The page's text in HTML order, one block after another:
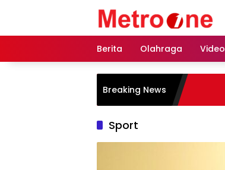
Berita Olahraga Video
Breaking News
Sport